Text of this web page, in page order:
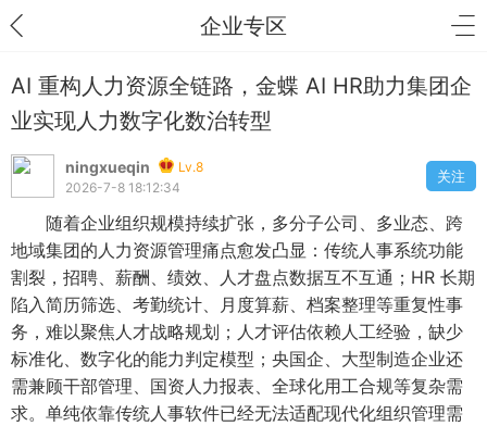
企业专区
AI 重构人力资源全链路，金蝶 AI HR助力集团企
业实现人力数字化数治转型
ningxueqin
Lv.8
2026-7-8 18:12:34
关注
随着企业组织规模持续扩张，多分子公司、多业态、跨
地域集团的人力资源管理痛点愈发凸显：传统人事系统功能
割裂，招聘、薪酬、绩效、人才盘点数据互不互通；HR 长期
陷入简历筛选、考勤统计、月度算薪、档案整理等重复性事
务，难以聚焦人才战略规划；人才评估依赖人工经验，缺少
标准化、数字化的能力判定模型；央国企、大型制造企业还
需兼顾干部管理、国资人力报表、全球化用工合规等复杂需
求。单纯依靠传统人事软件已经无法适配现代化组织管理需